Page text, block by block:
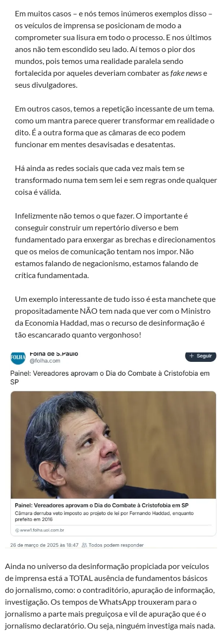
Em muitos casos – e nós temos inúmeros exemplos disso –
os veículos de imprensa se posicionam de modo a
comprometer sua lisura em todo o processo. E nos últimos
anos não tem escondido seu lado. Aí temos o pior dos
mundos, pois temos uma realidade paralela sendo
fortalecida por aqueles deveriam combater asfake newse
seus divulgadores.
Em outros casos, temos a repetição incessante de um tema.
como um mantra parece querer transformar em realidade o
dito. É a outra forma que as câmaras de eco podem
funcionar em mentes desavisadas e desatentas.
Há ainda as redes sociais que cada vez mais tem se
transformado numa tem sem lei e sem regras onde qualquer
coisa é válida.
Infelizmente não temos o que fazer. O importante é
conseguir construir um repertório diverso e bem
fundamentado para enxergar as brechas e direcionamentos
que os meios de comunicação tentam nos impor. Não
estamos falando de negacionismo, estamos falando de
crítica fundamentada.
Um exemplo interessante de tudo isso é esta manchete que
propositadamente NÃO tem nada que ver com o Ministro
da Economia Haddad, mas o recurso de desinformação é
tão escancarado quanto vergonhoso!
Ainda no universo da desinformação propiciada por veículos
de imprensa está a TOTAL ausência de fundamentos básicos
do jornalismo, como: o contraditório, apuração de informação,
investigação. Os tempos de WhatsApp trouxeram para o
jornalismo a parte mais preguiçosa e vil de apuração que é o
jornalismo declaratório. Ou seja, ninguém investiga mais nada.